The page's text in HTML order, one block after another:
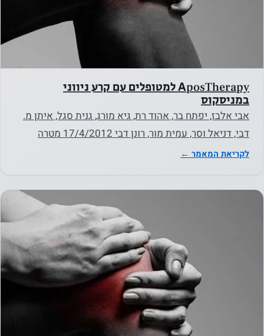
AposTherapy למטופלים עם קרע ניווני
במניסקוס
אבי אלבז, יפתח בר, אהוד רת, גיא מורג, גנית סגל, איתן מ.
דבי, דניאל וסר, עמית מור, רונן דבי 17/4/2012 מטרה
מטרת…
לקריאת המאמר ←